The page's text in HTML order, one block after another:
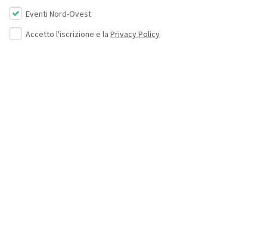
Eventi Nord-Ovest
Accetto l'iscrizione e la Privacy Policy